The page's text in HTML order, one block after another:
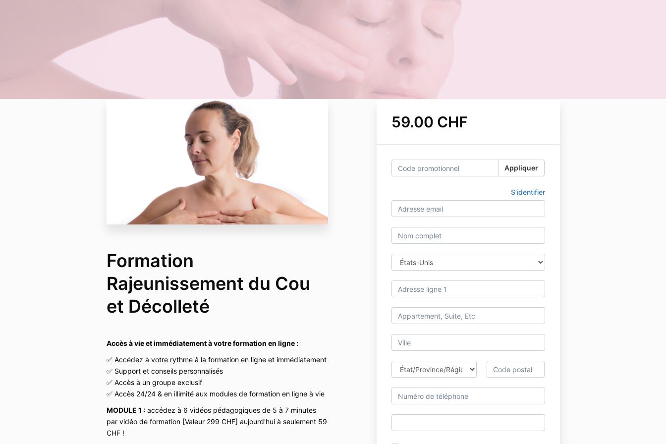
59.00 CHF
Appliquer
S’identifier
Formation
Rajeunissement du Cou
et Décolleté
Accès à vie et immédiatement à votre formation en ligne :
✅ Accédez à votre rythme à la formation en ligne et immédiatement
✅ Support et conseils personnalisés
✅ Accès à un groupe exclusif
✅ Accès 24/24 & en illimité aux modules de formation en ligne à vie
MODULE 1 :accédez à 6 vidéos pédagogiques de 5 à 7 minutes
par vidéo de formation [Valeur 299 CHF] aujourd'hui à seulement 59
CHF !